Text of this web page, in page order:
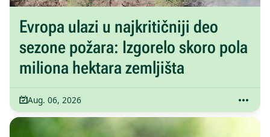
Evropa ulazi u najkritičniji deo
sezone požara: Izgorelo skoro pola
miliona hektara zemljišta
Aug. 06, 2026